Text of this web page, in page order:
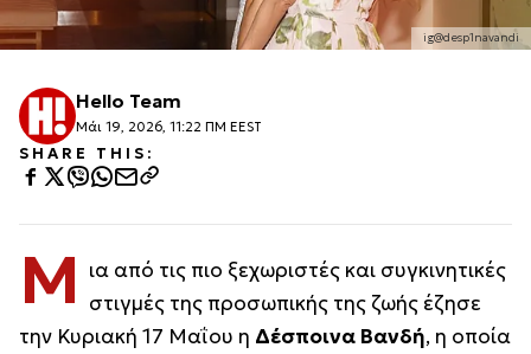
ig@desp1navandi
Hello Team
Μάι 19, 2026, 11:22 ΠΜ EEST
SHARE THIS:
Μ ια από τις πιο ξεχωριστές και συγκινητικές
στιγμές της προσωπικής της ζωής έζησε
την Κυριακή 17 Μαΐου η Δέσποινα Βανδή, η οποία